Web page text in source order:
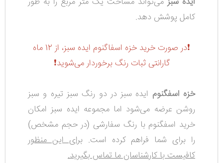
کامل پوشش دهد.
❗در صورت خرید خزه‌ اسفاگنوم ایده سبز، از 12 ماه
گارانتی ثبات رنگ برخوردار می‌شوید❗
خزه اسفگنوم ایده سبز در دو رنگ سبز تیره و سبز
روشن عرضه می‌شود اما مجموعه ایده سبز امکان
خرید اسفگنوم با رنگ سفارشی (در حجم مشخص)
را برای شما فراهم کرده است.برای این منظور
کافیست با کارشناسان ما تماس بگیرید.